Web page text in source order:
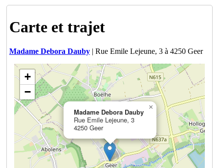
Carte et trajet
Madame Debora Dauby| Rue Emile Lejeune, 3 à 4250 Geer
Madame Debora Dauby
Rue Emile Lejeune, 3
4250 Geer
×
+
−